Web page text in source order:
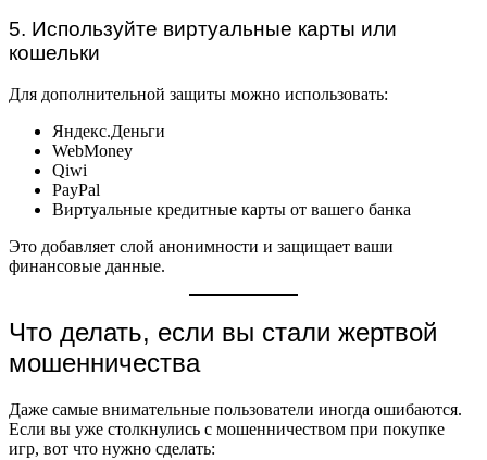
5. Используйте виртуальные карты или
кошельки
Для дополнительной защиты можно использовать:
Яндекс.Деньги
WebMoney
Qiwi
PayPal
Виртуальные кредитные карты от вашего банка
Это добавляет слой анонимности и защищает ваши
финансовые данные.
Что делать, если вы стали жертвой
мошенничества
Даже самые внимательные пользователи иногда ошибаются.
Если вы уже столкнулись с мошенничеством при покупке
игр, вот что нужно сделать: